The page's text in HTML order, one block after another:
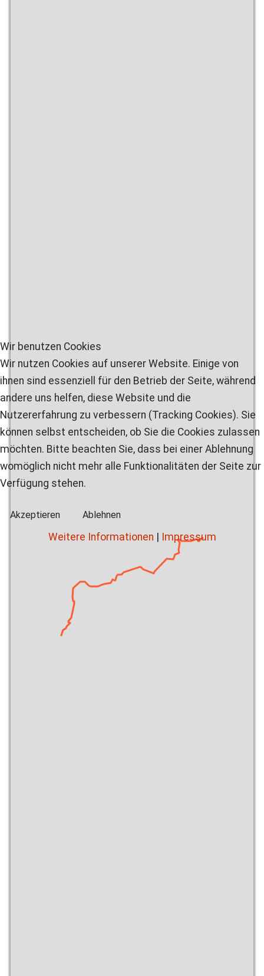
Wir benutzen Cookies
Wir nutzen Cookies auf unserer Website. Einige von
ihnen sind essenziell für den Betrieb der Seite, während
andere uns helfen, diese Website und die
Nutzererfahrung zu verbessern (Tracking Cookies). Sie
können selbst entscheiden, ob Sie die Cookies zulassen
möchten. Bitte beachten Sie, dass bei einer Ablehnung
womöglich nicht mehr alle Funktionalitäten der Seite zur
Verfügung stehen.
Akzeptieren Ablehnen
Weitere Informationen | Impressum